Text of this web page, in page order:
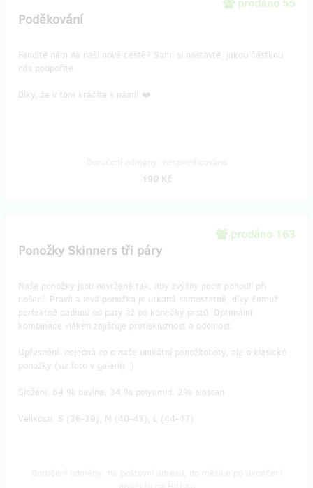
prodáno 55
Poděkování
Fandíte nám na naší nové cestě? Sami si nastavte, jakou částkou
nás podpoříte.
Díky, že v tom kráčíte s námi! ❤️
190 Kč
prodáno 163
Ponožky Skinners tři páry
Naše ponožky jsou navržené tak, aby zvýšily pocit pohodlí při
nošení. Pravá a levá ponožka je utkaná samostatně, díky čemuž
perfektně padnou od paty až po konečky prstů. Optimální
kombinace vláken zajišťuje protiskluznost a odolnost.
Upřesnění: nejedná se o naše unikátní ponožkoboty, ale o klasické
ponožky (viz foto v galerii) :)
Složení: 64 % bavlna, 34 % polyamid, 2% elastan
Velikosti: S (36-39), M (40-43), L (44-47)